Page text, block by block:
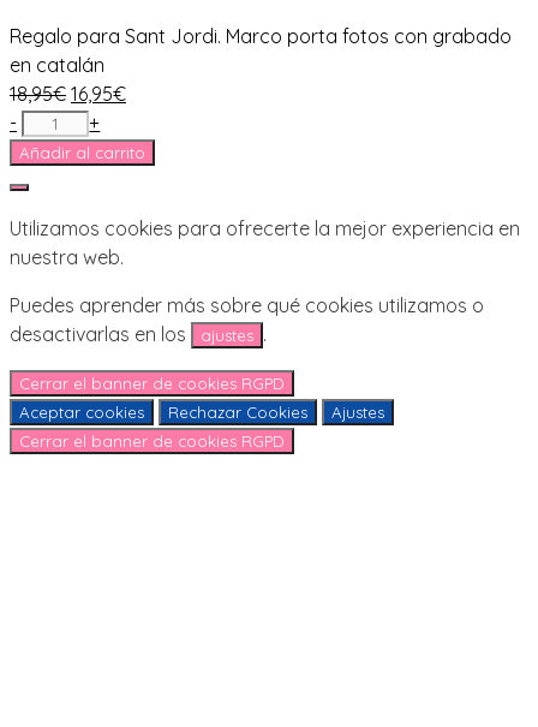
Regalo para Sant Jordi. Marco porta fotos con grabado
en catalán
18,95€ El
precio
original
16,95€El
actual
-
Regalo
para
Sant
Marco
porta
fotos
en
catalán
cantidad
+
Añadir al carrito
Cerrar
Utilizamos cookies para ofrecerte la mejor experiencia en
nuestra web.
Puedes aprender más sobre qué cookies utilizamos o
desactivarlas en los
ajustes .
Cerrar el banner de cookies RGPD
Aceptar cookies
Rechazar Cookies
Ajustes
Cerrar el banner de cookies RGPD